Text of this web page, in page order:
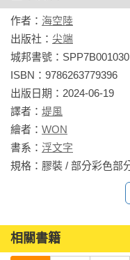
作者： 海空陸
出版社： 尖端
城邦書號：SPP7B001030
ISBN：9786263779396
出版日期：2024-06-19
譯者： 堤風
繪者： WON
書系： 浮文字
相關書籍